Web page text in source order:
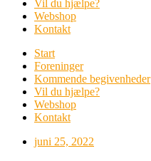
Vil du hjælpe?
Webshop
Kontakt
Start
Foreninger
Kommende begivenheder
Vil du hjælpe?
Webshop
Kontakt
juni 25, 2022